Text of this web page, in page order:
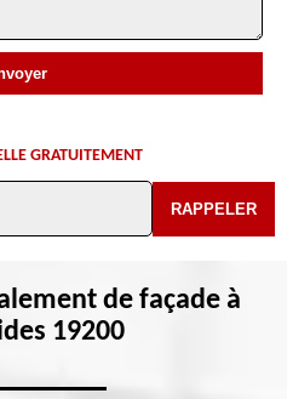
GRATUITEMENT
de façade à
19200